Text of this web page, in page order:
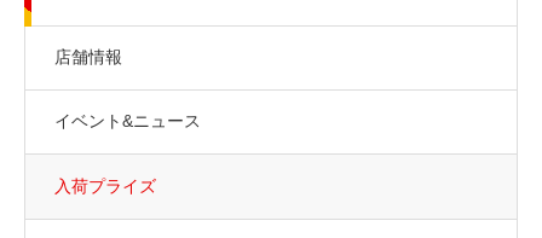
店舗情報
イベント&ニュース
入荷プライズ